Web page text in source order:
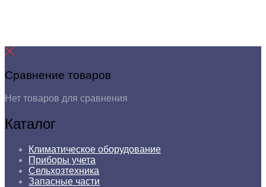
Сравнение товаров
Нет товаров для сравнения
Каталог
Климатическое оборудование
Приборы учета
Сельхозтехника
Запасные части